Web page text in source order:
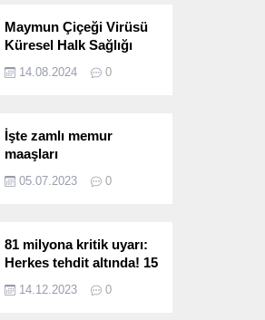
Maymun Çiçeği Virüsü
Küresel Halk Sağlığı
Edildi
14.08.2024 0
İşte zamlı memur
maaşları
05.07.2023 0
81 milyona kritik uyarı:
Herkes tehdit altında! 15
kat hızlı yayılıyor…
14.12.2023 0